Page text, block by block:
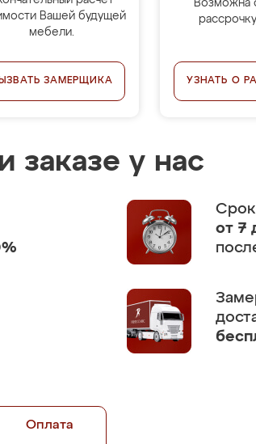
Вашей будущей
мебели.
ЗАМЕРЩИКА
Возможна
УЗНАТЬ О
заказе у нас
от 7
Оплата